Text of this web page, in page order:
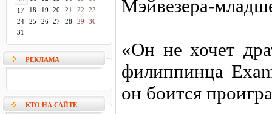
17
18 19 20 21 22
23
24
25 26 27 28 29
30
31
РЕКЛАМА
КТО НА САЙТЕ
Мэйвезера-
«Он не хочет
филиппинца
он боится